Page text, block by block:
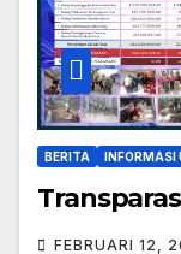
BERITA INFORMASI
FEBRUARI 12,